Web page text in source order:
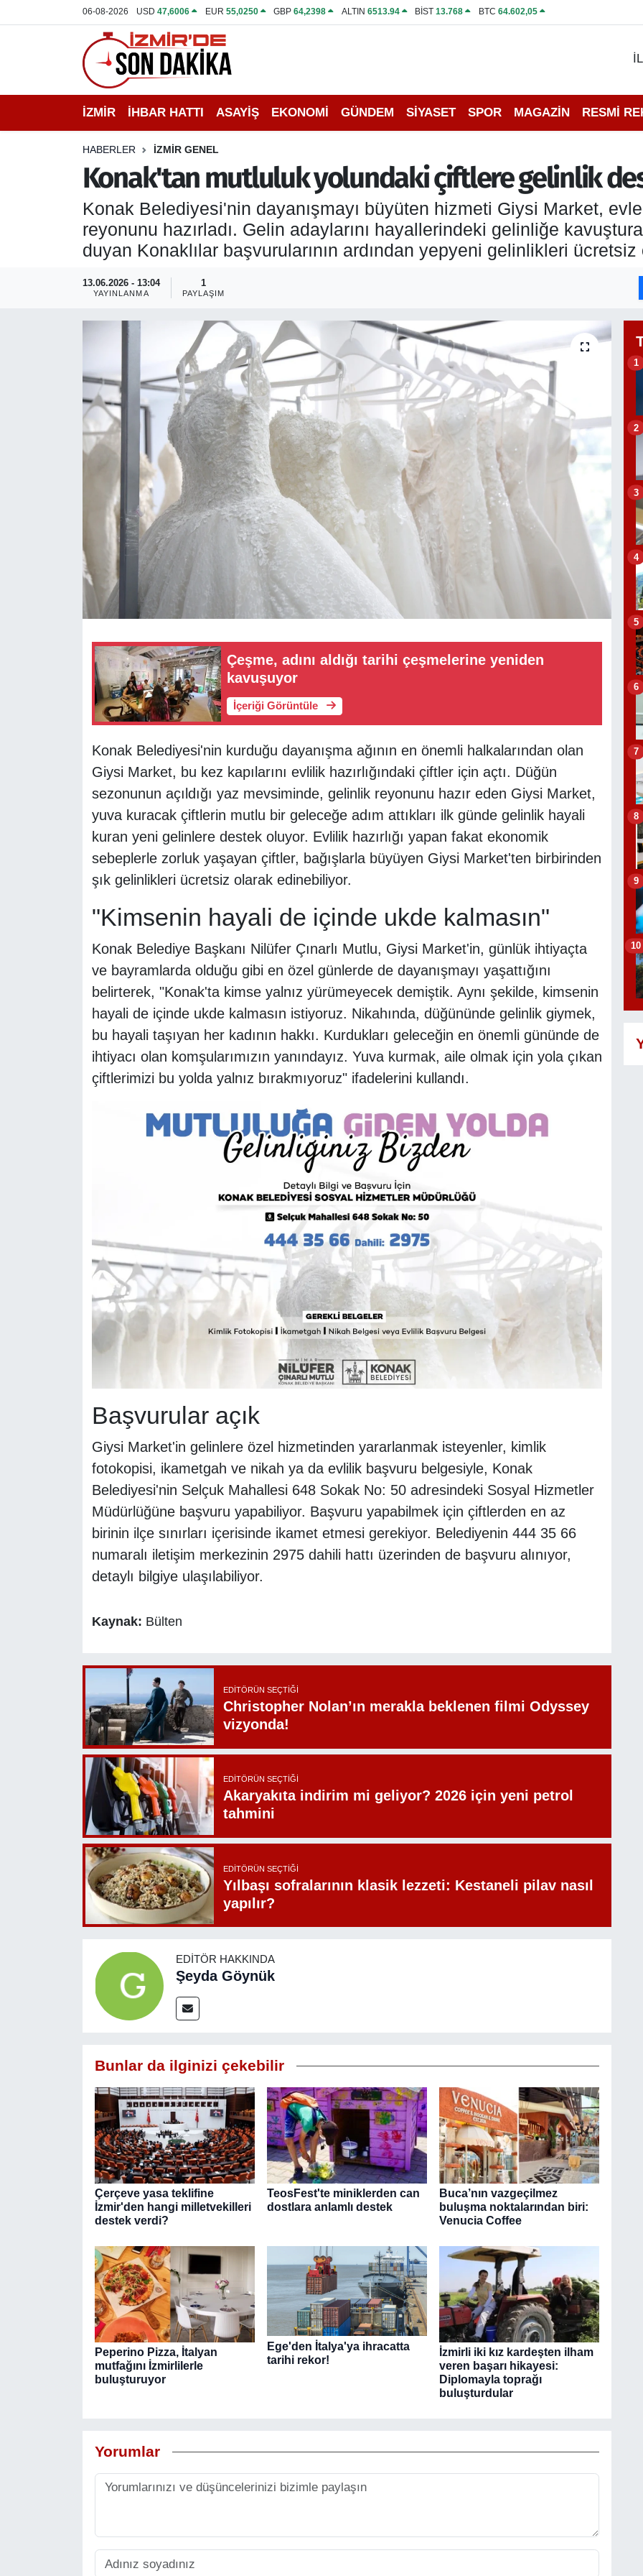
06-08-2026 USD47,6006 EUR 55,0250 GBP64,2398 ALTIN 6513.94 BİST13.768 BTC 64.602,05
İZMİR İHBAR HATTI ASAYİŞ EKONOMİ GÜNDEM SİYASET SPOR MAGAZİN RESMİ
HABERLER İZMİR GENEL
Konak'tan mutluluk yolundaki çiftlere gelinlik
Konak Belediyesi'nin dayanışmayı büyüten hizmeti Giysi Market,
reyonunu hazırladı. Gelin adaylarını hayallerindeki gelinliğe
duyan Konaklılar başvurularının ardından yepyeni gelinlikleri
13.06.2026 - 13:04
YAYINLANMA
1
PAYLAŞIM
Çeşme, adını aldığı tarihi çeşmelerine yeniden
kavuşuyor
İçeriği Görüntüle
Konak Belediyesi'nin kurduğu dayanışma ağının en önemli halkalarından olan
Giysi Market, bu kez kapılarını evlilik hazırlığındaki çiftler için açtı. Düğün
sezonunun açıldığı yaz mevsiminde, gelinlik reyonunu hazır eden Giysi Market,
yuva kuracak çiftlerin mutlu bir geleceğe adım attıkları ilk günde gelinlik hayali
kuran yeni gelinlere destek oluyor. Evlilik hazırlığı yapan fakat ekonomik
sebeplerle zorluk yaşayan çiftler, bağışlarla büyüyen Giysi Market'ten birbirinden
şık gelinlikleri ücretsiz olarak edinebiliyor.
"Kimsenin hayali de içinde ukde kalmasın"
Konak Belediye Başkanı Nilüfer Çınarlı Mutlu, Giysi Market'in, günlük ihtiyaçta
ve bayramlarda olduğu gibi en özel günlerde de dayanışmayı yaşattığını
belirterek, "Konak'ta kimse yalnız yürümeyecek demiştik. Aynı şekilde, kimsenin
hayali de içinde ukde kalmasın istiyoruz. Nikahında, düğününde gelinlik giymek,
bu hayali taşıyan her kadının hakkı. Kurdukları geleceğin en önemli gününde de
ihtiyacı olan komşularımızın yanındayız. Yuva kurmak, aile olmak için yola çıkan
çiftlerimizi bu yolda yalnız bırakmıyoruz" ifadelerini kullandı.
Başvurular açık
Giysi Market'in gelinlere özel hizmetinden yararlanmak isteyenler, kimlik
fotokopisi, ikametgah ve nikah ya da evlilik başvuru belgesiyle, Konak
Belediyesi'nin Selçuk Mahallesi 648 Sokak No: 50 adresindeki Sosyal Hizmetler
Müdürlüğüne başvuru yapabiliyor. Başvuru yapabilmek için çiftlerden en az
birinin ilçe sınırları içerisinde ikamet etmesi gerekiyor. Belediyenin 444 35 66
numaralı iletişim merkezinin 2975 dahili hattı üzerinden de başvuru alınıyor,
detaylı bilgiye ulaşılabiliyor.
Kaynak: Bülten
EDITÖRÜN SEÇTIĞI
Christopher Nolan’ın merakla beklenen filmi Odyssey
vizyonda!
EDITÖRÜN SEÇTIĞI
Akaryakıta indirim mi geliyor? 2026 için yeni petrol
tahmini
EDITÖRÜN SEÇTIĞI
Yılbaşı sofralarının klasik lezzeti: Kestaneli pilav nasıl
yapılır?
EDITÖR HAKKINDA
Şeyda Göynük
Bunlar da ilginizi çekebilir
Çerçeve yasa teklifine
İzmir'den hangi milletvekilleri
destek verdi?
TeosFest'te miniklerden can
dostlara anlamlı destek
Buca’nın vazgeçilmez
buluşma noktalarından biri:
Venucia Coffee
Peperino Pizza, İtalyan
mutfağını İzmirlilerle
buluşturuyor
Ege'den İtalya'ya ihracatta
tarihi rekor!
İzmirli iki kız kardeşten ilham
veren başarı hikayesi:
Diplomayla toprağı
buluşturdular
Yorumlar
1
2
3
4
5
6
7
8
9
10
İHBAR HATTI
DEPREM
EKONOMİ
SİYASET
İzmir Nöbetçi Eczaneler
İzmir Hava Durumu
İzmir Namaz Vakitleri
İzmir Trafik Yoğunluk Haritası
Puan Durumu ve Fikstür
Tüm Manşetler